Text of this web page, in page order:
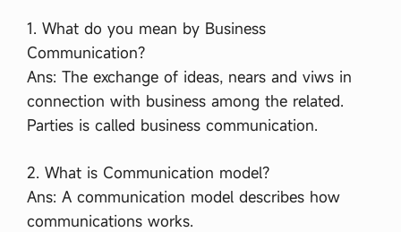
1. What do you mean by Business
Communication?
Ans: The exchange of ideas, nears and viws in
connection with business among the related.
Parties is called business communication.
2. What is Communication model?
Ans: A communication model describes how
communications works.